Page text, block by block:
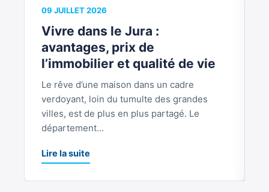
09 JUILLET 2026
Vivre dans le Jura :
avantages, prix de
l’immobilier et qualité de vie
Le rêve d’une maison dans un cadre
verdoyant, loin du tumulte des grandes
villes, est de plus en plus partagé. Le
département...
Lire la suite